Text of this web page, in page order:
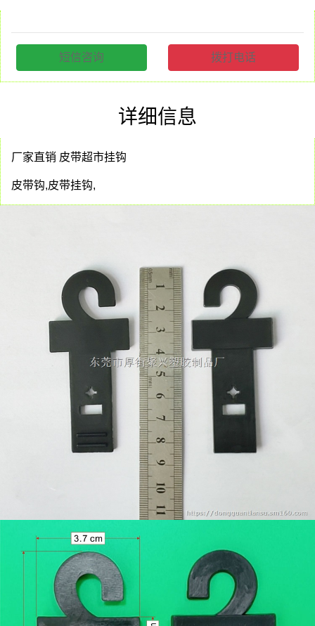
短信咨询 拨打电话
详细信息
厂家直销 皮带超市挂钩
皮带钩,皮带挂钩,